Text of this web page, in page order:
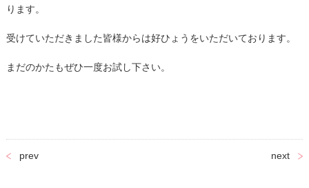
ります。
受けていただきました皆様からは好ひょうをいただいております。
まだのかたもぜひ一度お試し下さい。
prev next